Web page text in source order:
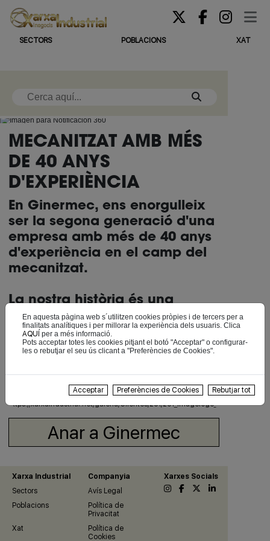
SECTORS POBLACIONS XAT
MECANITZAT AMB MÉS
DE 40 ANYS
D'EXPERIÈNCIA
En Ginermec, ens enorgulleix
ser la segona generació d'una
empresa amb més de 40 anys
d'experiència en el camp del
mecanitzat.
La nostra història és una
història de dedicació i ofici,
orientats a oferir serveis i
solucions integrals amb el
nostres clients.
Anar a Ginermec
En aquesta pàgina web s´utilitzen cookies pròpies i de tercers per a
finalitats analítiques i per millorar la experiència dels usuaris. Clica
AQUÍ per a més informació.
Pots acceptar totes les cookies pitjant el botó "Acceptar" o configurar-
les o rebutjar el seu ús clicant a "Preferències de Cookies".
Acceptar Preferències de Cookies Rebutjar tot
Xarxa Industrial Companyia
Xarxes Socials
Sectors
Avís Legal
Poblacions
Política de
Privacitat
Xat
Política de
Cookies